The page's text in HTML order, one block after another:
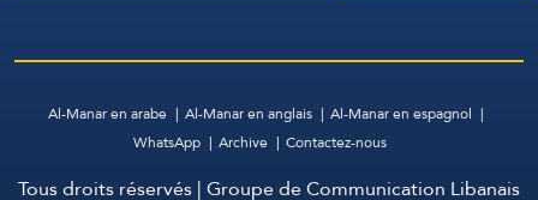
Al-Manar en arabe Al-Manar en anglais
Al-Manar en espagnol
WhatsApp
Archive Contactez-nous
Tous droits réservés | Groupe de Communication Libanais